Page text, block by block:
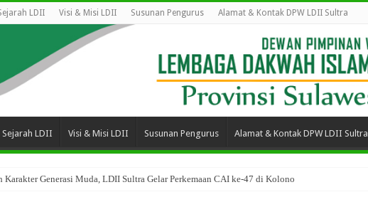
LDII Visi & Misi LDII Susunan Pengurus Alamat & Kontak DPW LDII Sultra
Sejarah LDII Visi & Misi LDII Susunan Pengurus Alamat & Kontak DPW LDII Sultra
Karakter Generasi Muda, LDII Sultra Gelar Perkemaan CAI ke-47 di Kolono